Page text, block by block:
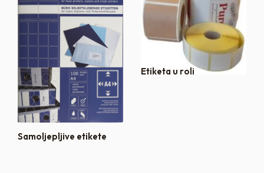
Samoljepljive etikete
Etiketa u roli